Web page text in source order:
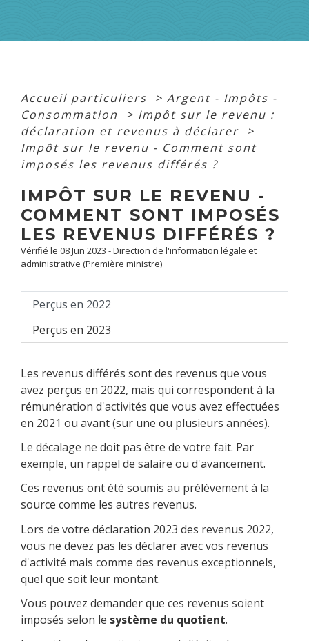
Accueil particuliers > Argent - Impôts -
Consommation
> Impôt sur le revenu :
déclaration et revenus à déclarer >
Impôt sur le revenu - Comment sont
imposés les revenus différés ?
IMPÔT SUR LE REVENU -
COMMENT SONT IMPOSÉS
LES REVENUS DIFFÉRÉS ?
Vérifié le 08 Jun 2023 - Direction de l'information légale et
administrative (Première ministre)
Perçus en 2022
Perçus en 2023
Les revenus différés sont des revenus que vous
avez perçus en 2022, mais qui correspondent à la
rémunération d'activités que vous avez effectuées
en 2021 ou avant (sur une ou plusieurs années).
Le décalage ne doit pas être de votre fait. Par
exemple, un rappel de salaire ou d'avancement.
Ces revenus ont été soumis au prélèvement à la
source comme les autres revenus.
Lors de votre déclaration 2023 des revenus 2022,
vous ne devez pas les déclarer avec vos revenus
d'activité mais comme des revenus exceptionnels,
quel que soit leur montant.
Vous pouvez demander que ces revenus soient
imposés selon le système du quotient.